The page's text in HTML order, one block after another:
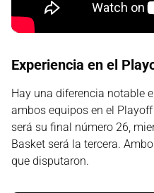
Experiencia en el
Hay una diferencia notable
ambos equipos en el
será su final número 26,
Basket será la tercera.
que disputaron.